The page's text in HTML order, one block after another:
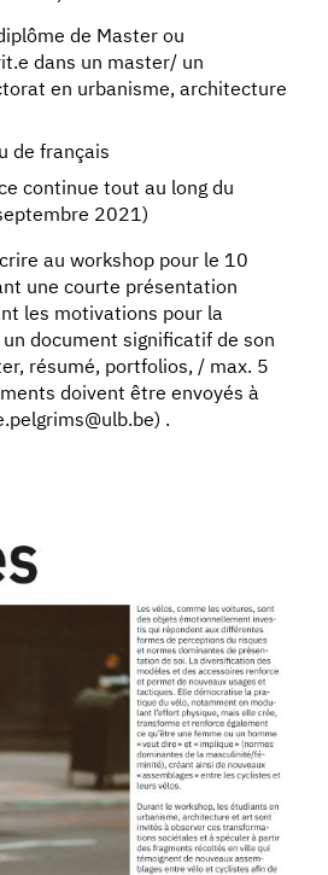
de Master ou
dans un master/ un
en urbanisme, architecture
de français
continue tout au long du
2021)
au workshop pour le 10
une courte présentation
les motivations pour la
document significatif de son
résumé, portfolios, / max. 5
doivent être envoyés à
.